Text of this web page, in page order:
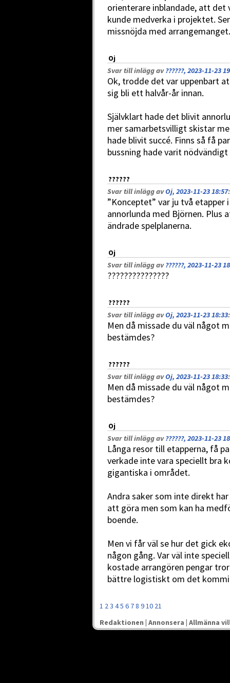
orienterare inblandade, att det
kunde medverka i projektet.
missnöjda med arrangemanget.
Oj
Svar till inlägg av??????, 2023-11-23
Ok, trodde det var uppenbart
sig bli ett halvår-år innan.
Självklart hade det blivit
mer samarbetsvilligt skistar
hade blivit succé. Finns så få
bussning hade varit
??????
Svar till inlägg avOj, 2023-11-23 18:57:
”Konceptet” var ju två
annorlunda med Björnen. Plus
ändrade spelplanerna.
Oj
Svar till inlägg av??????, 2023-11-23
???????????????
??????
Svar till inlägg avOj, 2023-11-23 18:33:
Men då missade du väl något
bestämdes?
??????
Svar till inlägg avOj, 2023-11-23 18:33:
Men då missade du väl något
bestämdes?
Oj
Svar till inlägg av??????, 2023-11-23
Långa resor till etapperna, få
verkade inte vara speciellt bra
gigantiska i området.
Andra saker som inte direkt
att göra men som kan ha
boende.
Men vi får väl se hur det gick
någon gång. Var väl inte
kostade arrangören pengar
bättre logistiskt om det
1 23 45 6 78 910 21
Redaktionen | Annonsera | Allmänna